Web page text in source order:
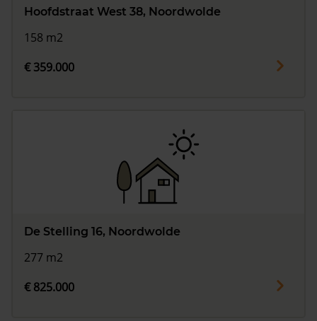
Hoofdstraat West 38, Noordwolde
158 m2
€ 359.000
De Stelling 16, Noordwolde
277 m2
€ 825.000